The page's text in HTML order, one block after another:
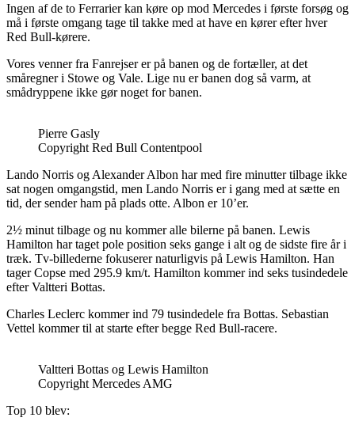
Ingen af de to Ferrarier kan køre op mod Mercedes i første forsøg og
må i første omgang tage til takke med at have en kører efter hver
Red Bull-kørere.
Vores venner fra Fanrejser er på banen og de fortæller, at det
småregner i Stowe og Vale. Lige nu er banen dog så varm, at
smådryppene ikke gør noget for banen.
Pierre Gasly
Copyright Red Bull Contentpool
Lando Norris og Alexander Albon har med fire minutter tilbage ikke
sat nogen omgangstid, men Lando Norris er i gang med at sætte en
tid, der sender ham på plads otte. Albon er 10’er.
2½ minut tilbage og nu kommer alle bilerne på banen. Lewis
Hamilton har taget pole position seks gange i alt og de sidste fire år i
træk. Tv-billederne fokuserer naturligvis på Lewis Hamilton. Han
tager Copse med 295.9 km/t. Hamilton kommer ind seks tusindedele
efter Valtteri Bottas.
Charles Leclerc kommer ind 79 tusindedele fra Bottas. Sebastian
Vettel kommer til at starte efter begge Red Bull-racere.
Valtteri Bottas og Lewis Hamilton
Copyright Mercedes AMG
Top 10 blev: